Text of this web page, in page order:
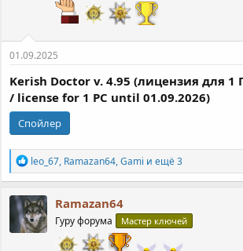
01.09.2025
Kerish Doctor v. 4.95 (лицензия для 1
/ license for 1 PC until 01.09.2026)
Спойлер
Р
е
а
к
ц
и
и
leo_67, Ramazan64,Gami и ещё 3
Ramazan64
Гуру форума Мастер ключей